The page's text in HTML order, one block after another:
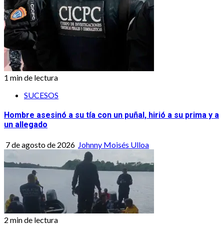
1 min de lectura
SUCESOS
Hombre asesinó a su tía con un puñal, hirió a su prima y a
un allegado
7 de agosto de 2026 Johnny Moisés Ulloa
2 min de lectura